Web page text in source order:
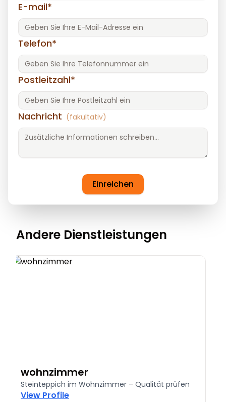
E-mail*
Telefon*
Postleitzahl*
Nachricht (fakultativ)
Einreichen
Andere Dienstleistungen
wohnzimmer
Steinteppich im Wohnzimmer – Qualität prüfen
View Profile